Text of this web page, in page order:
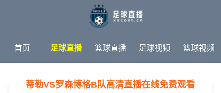
首页 足球直播 篮球直播 足球视频 篮球视频
足球新闻 篮球新闻 体育专题
蒂勒VS罗森博格B队高清直播在线免费观看